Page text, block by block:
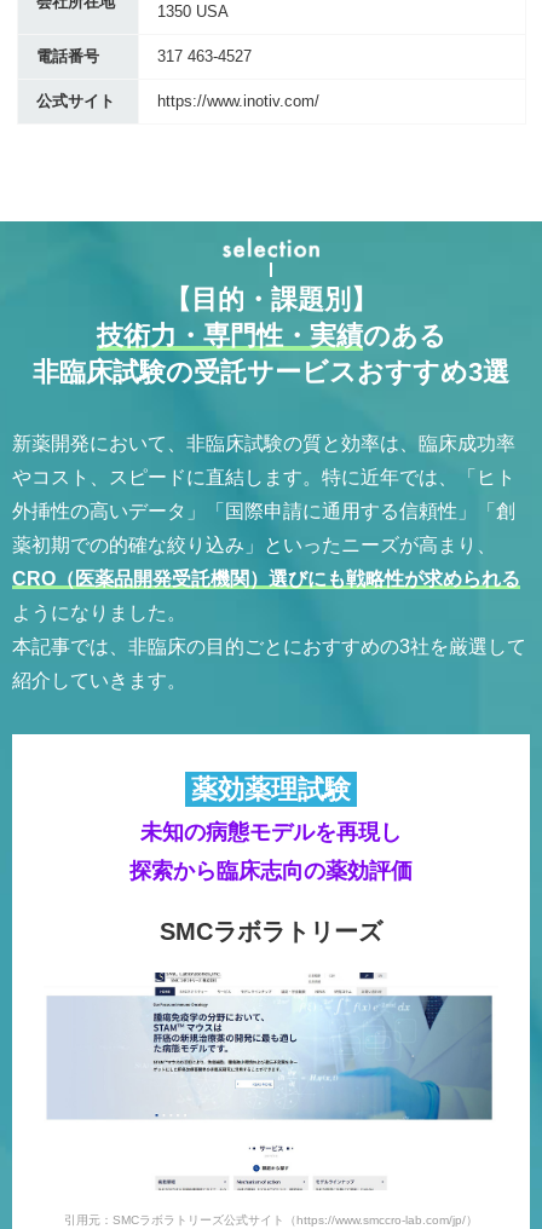
1350 USA
電話番号 317 463-4527
公式サイト https://www.inotiv.com/
【目的・課題別】
技術力・専門性・実績のある
非臨床試験の受託サービスおすすめ3選
新薬開発において、非臨床試験の質と効率は、臨床成功率
やコスト、スピードに直結します。特に近年では、「ヒト
外挿性の高いデータ」「国際申請に通用する信頼性」「創
薬初期での的確な絞り込み」といったニーズが高まり、
CRO（医薬品開発受託機関）選びにも戦略性が求められる
ようになりました。
本記事では、非臨床の目的ごとにおすすめの3社を厳選して
紹介していきます。
薬効薬理試験
未知の病態モデルを再現し
探索から臨床志向の薬効評価
SMCラボラトリーズ
引用元：SMCラボラトリーズ公式サイト（https://www.smccro-lab.com/jp/）